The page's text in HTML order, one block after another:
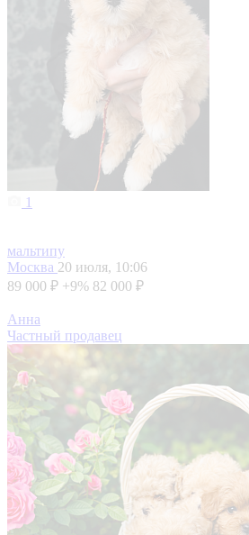
1
мальтипу
Москва 20 июля, 10:06
89 000 ₽ +9% 82 000 ₽
Анна
Частный продавец